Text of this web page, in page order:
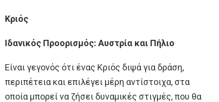
Κριός
Ιδανικός Προορισμός: Αυστρία και Πήλιο
Είναι γεγονός ότι ένας Κριός διψά για δράση,
περιπέτεια και επιλέγει μέρη αντίστοιχα, στα
οποία μπορεί να ζήσει δυναμικές στιγμές, που θα